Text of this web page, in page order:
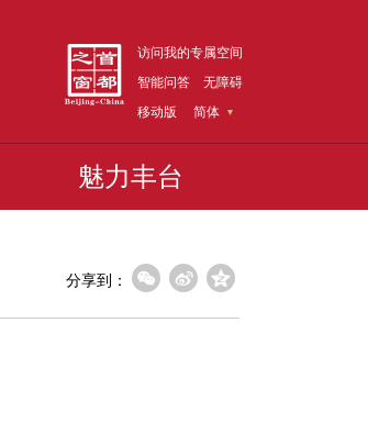
访问我的专属空间
智能问答
无障碍
移动版
简体
魅力丰台
分享到：